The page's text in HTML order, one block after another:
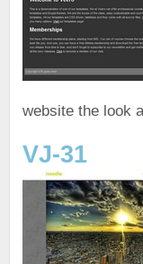
website the look
VJ-31